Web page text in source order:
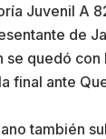
Juvenil A
de
se quedó con
final ante
también